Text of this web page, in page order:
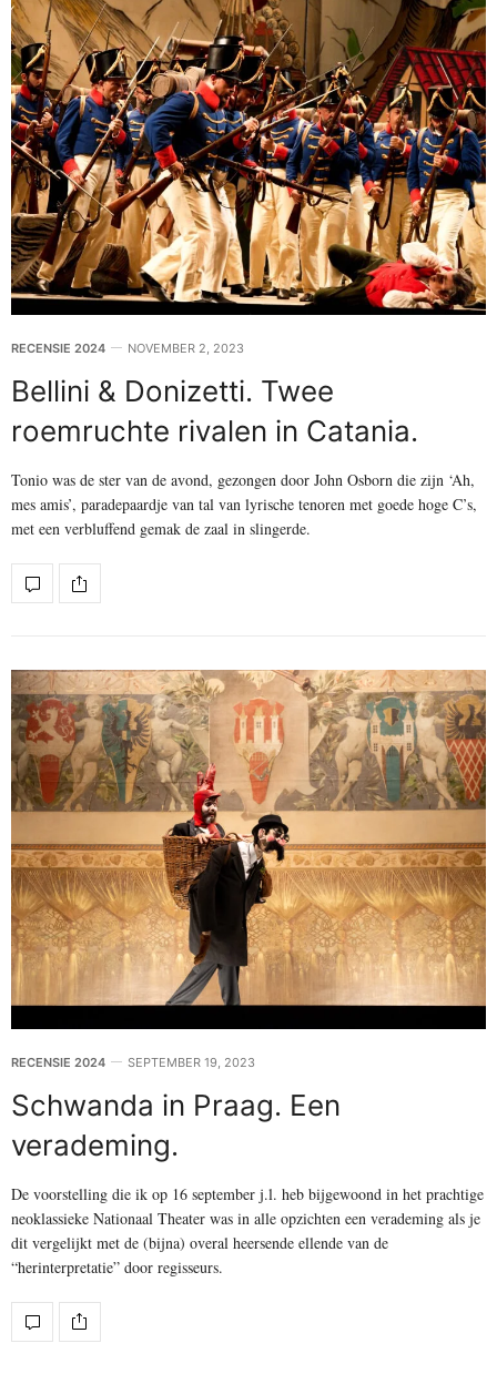
RECENSIE 2024 NOVEMBER 2, 2023
Bellini & Donizetti. Twee
roemruchte rivalen in Catania.
Tonio was de ster van de avond, gezongen door John Osborn die zijn ‘Ah,
mes amis’, paradepaardje van tal van lyrische tenoren met goede hoge C’s,
met een verbluffend gemak de zaal in slingerde.
RECENSIE 2024 SEPTEMBER 19, 2023
Schwanda in Praag. Een
verademing.
De voorstelling die ik op 16 september j.l. heb bijgewoond in het prachtige
neoklassieke Nationaal Theater was in alle opzichten een verademing als je
dit vergelijkt met de (bijna) overal heersende ellende van de
“herinterpretatie” door regisseurs.